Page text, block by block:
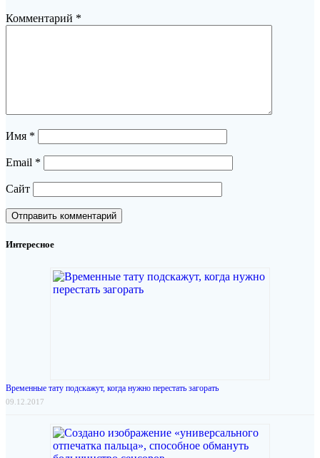
Комментарий *
Имя *
Email *
Сайт
Интересное
Временные тату подскажут, когда нужно перестать загорать
09.12.2017